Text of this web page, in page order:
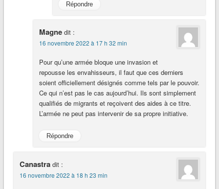
Répondre
Magne dit :
16 novembre 2022 à 17 h 32 min
Pour qu’une armée bloque une invasion et
repousse les envahisseurs, il faut que ces derniers
soient officiellement désignés comme tels par le pouvoir.
Ce qui n’est pas le cas aujourd’hui. Ils sont simplement
qualifiés de migrants et reçoivent des aides à ce titre.
L’armée ne peut pas intervenir de sa propre initiative.
Répondre
Canastra dit :
16 novembre 2022 à 18 h 23 min